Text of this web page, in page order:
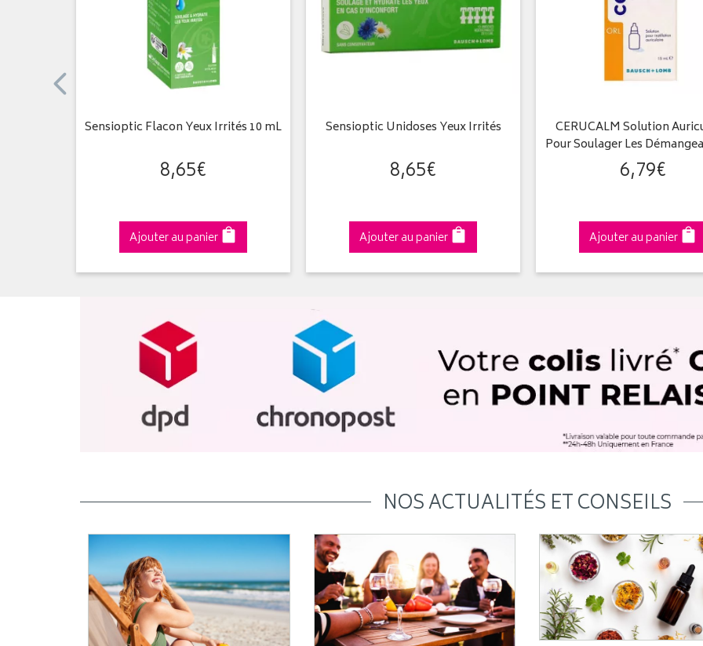
Sensioptic Flacon Yeux Irrités 10 mL
8,65€
Ajouter au panier
Sensioptic Unidoses Yeux Irrités
8,65€
Ajouter au panier
CERUCALM Solution
Pour Soulager Les
6,79€
Ajouter au panier
NOS ACTUALITÉS ET CONSEILS